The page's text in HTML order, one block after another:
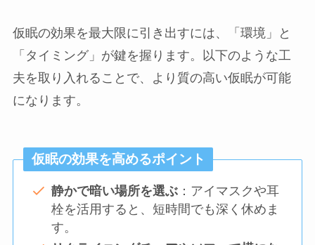
仮眠の効果を最大限に引き出すには、「環境」と
「タイミング」が鍵を握ります。以下のような工
夫を取り入れることで、より質の高い仮眠が可能
になります。
仮眠の効果を高めるポイント
静かで暗い場所を選ぶ：アイマスクや耳
栓を活用すると、短時間でも深く休めま
す。